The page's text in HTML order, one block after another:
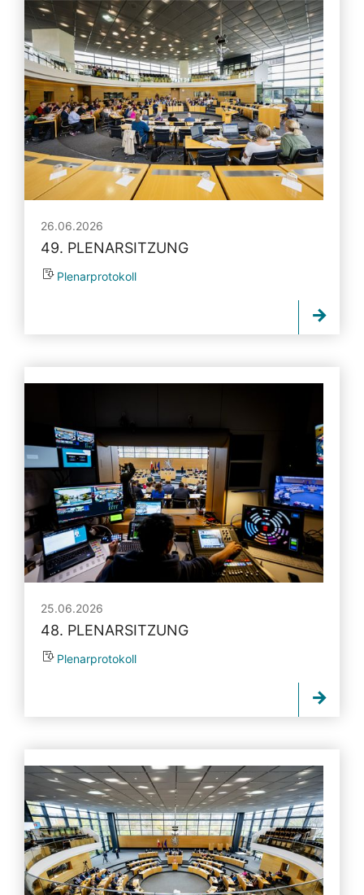
26.06.2026
49. PLENARSITZUNG
Plenarprotokoll
25.06.2026
48. PLENARSITZUNG
Plenarprotokoll